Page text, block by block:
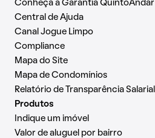
Conheça a Garantia QuintoAndar
Central de Ajuda
Canal Jogue Limpo
Compliance
Mapa do Site
Mapa de Condomínios
Relatório de Transparência Salarial
Produtos
Indique um imóvel
Valor de aluguel por bairro